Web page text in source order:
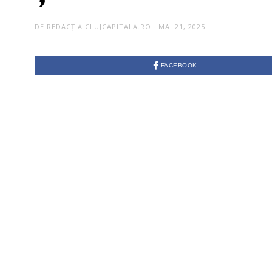
DE REDACȚIA CLUJCAPITALA.RO MAI 21, 2025
FACEBOOK